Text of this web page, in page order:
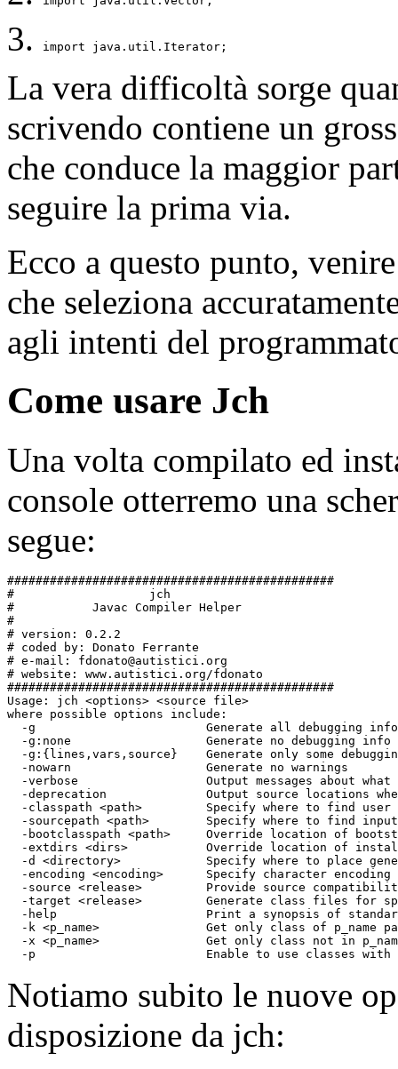
import java.util.Iterator;
La vera difficoltà sorge
scrivendo contiene un
che conduce la maggior
seguire la prima via.
Ecco a questo punto,
che seleziona
agli intenti del
Come usare Jch
Una volta compilato ed
console otterremo una
segue:
##############################################
#                   jch
#           Javac Compiler Helper
#
# version: 0.2.2
# coded by: Donato Ferrante
# e-mail: fdonato@autistici.org
# website: www.autistici.org/fdonato
##############################################
Usage: jch <options> <source file>
where possible options include:
  -g                        Generate all debugging info
  -g:none                   Generate no debugging info
-g:{lines,vars,source}    Generate only some
  -nowarn                   Generate no warnings
-verbose                  Output messages about what
-deprecation              Output source locations
-classpath <path>         Specify where to find user
-sourcepath <path>        Specify where to find
-bootclasspath <path>     Override location of
-extdirs <dirs>           Override location of
-d <directory>            Specify where to place
-encoding <encoding>      Specify character encoding
-source <release>         Provide source
-target <release>         Generate class files for
-help                     Print a synopsis of
-k <p_name>               Get only class of p_name
-x <p_name>               Get only class not in
-p                        Enable to use classes with
Notiamo subito le nuove
disposizione da jch: